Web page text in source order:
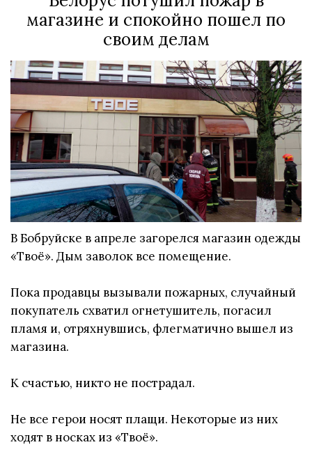
магазине и спокойно пошел по
своим делам
В Бобруйске в апреле загорелся магазин одежды
«Твоё». Дым заволок все помещение.
Пока продавцы вызывали пожарных, случайный
покупатель схватил огнетушитель, погасил
пламя и, отряхнувшись, флегматично вышел из
магазина.
К счастью, никто не пострадал.
Не все герои носят плащи. Некоторые из них
ходят в носках из «Твоё».